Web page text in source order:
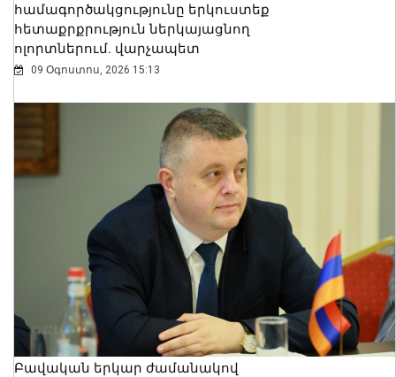
համագործակցությունը երկուստեք
հետաքրքրություն ներկայացնող
ոլորտներում. վարչապետ
09 Օգոստոս, 2026 15:13
Բավական երկար ժամանակով